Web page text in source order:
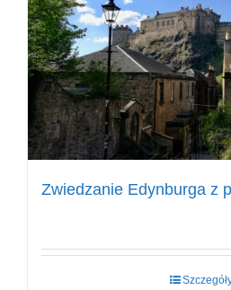
Zwiedzanie Edynburga z